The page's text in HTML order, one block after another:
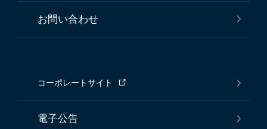
お問い合わせ
コーポレートサイト
電子公告